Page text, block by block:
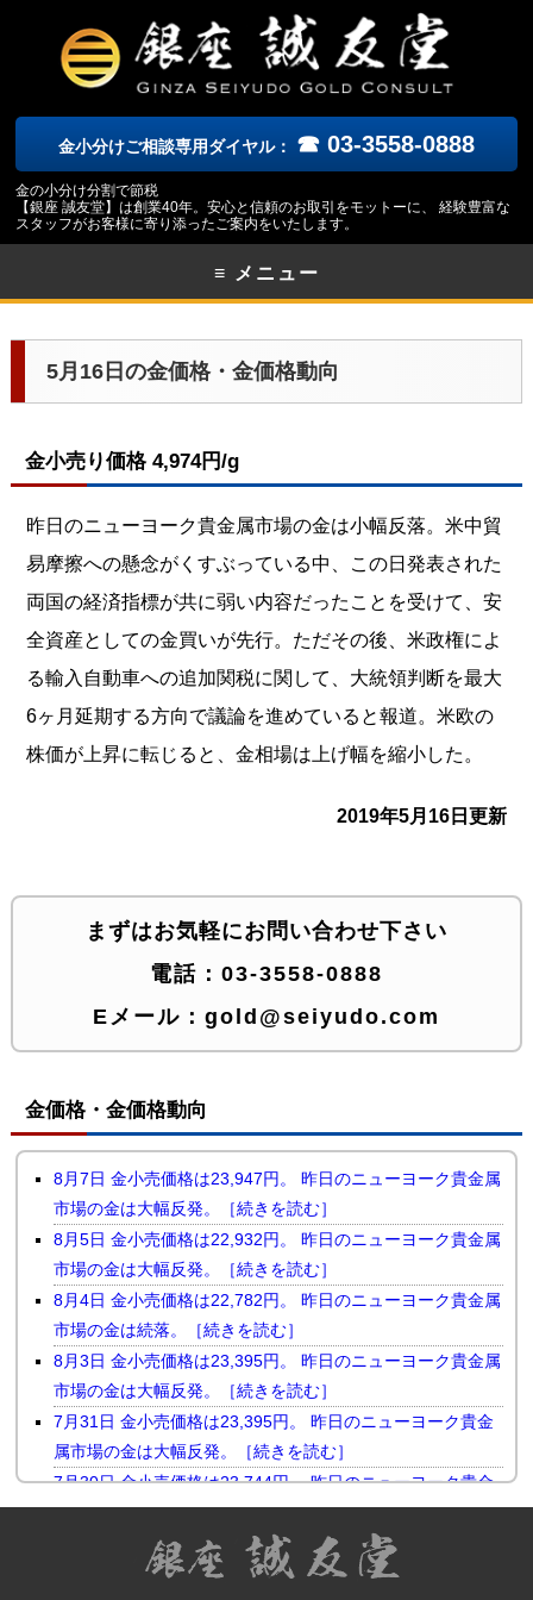
金小分けご相談専用ダイヤル： ☎ 03-3558-0888
金の小分け分割で節税
【銀座 誠友堂】は創業40年。安心と信頼のお取引をモットーに、 経験豊富な
スタッフがお客様に寄り添ったご案内をいたします。
≡ メニュー
5月16日の金価格・金価格動向
金小売り価格 4,974円/g
昨日のニューヨーク貴金属市場の金は小幅反落。米中貿
易摩擦への懸念がくすぶっている中、この日発表された
両国の経済指標が共に弱い内容だったことを受けて、安
全資産としての金買いが先行。 ただその後、米政権によ
る輸入自動車への追加関税に関して、大統領判断を最大
6ヶ月延期する方向で議論を進めていると報道。米欧の
株価が上昇に転じると、金相場は上げ幅を縮小した。
2019年5月16日更新
まずはお気軽にお問い合わせ下さい
電話： 03-3558-0888
Eメール： gold@seiyudo.com
金価格・金価格動向
8月7日 金小売価格は23,947円。 昨日のニューヨーク貴金属
市場の金は大幅反発。［続きを読む］
8月5日 金小売価格は22,932円。 昨日のニューヨーク貴金属
市場の金は大幅反発。［続きを読む］
8月4日 金小売価格は22,782円。 昨日のニューヨーク貴金属
市場の金は続落。［続きを読む］
8月3日 金小売価格は23,395円。 昨日のニューヨーク貴金属
市場の金は大幅反発。［続きを読む］
7月31日 金小売価格は23,395円。 昨日のニューヨーク貴金
属市場の金は大幅反発。［続きを読む］
7月30日 金小売価格は23,744円。 昨日のニューヨーク貴金
属市場の金は小幅続落。［続きを読む］
7月29日 金小売価格は23,510円。 昨日のニューヨーク貴金
属市場の金は反落。［続きを読む］